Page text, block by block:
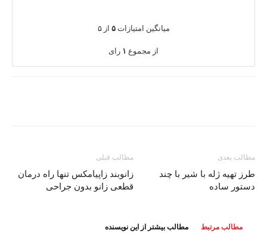
میانگین امتیازات۵ از ۵
از مجموع ۱ رای
مطالب قبلی
زانوبند زاپیامکس تنها راه درمان
قطعی زانو بدون جراحی
مطالب بعدی
طرز تهیه ژله با شیر با چند
دستور ساده
مطالب مرتبط مطالب بیشتر از این نویسنده